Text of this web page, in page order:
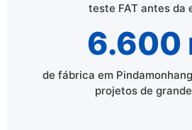
teste FAT antes da
6.600
de fábrica em
projetos de